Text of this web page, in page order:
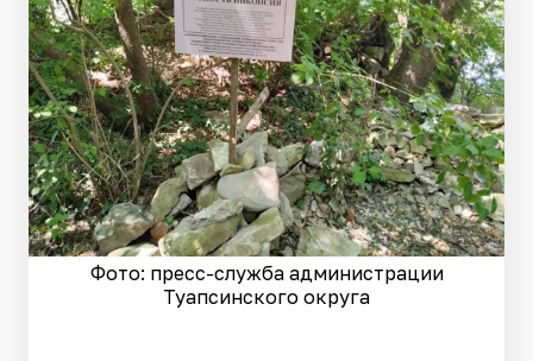
Фото: пресс-служба администрации
Туапсинского округа